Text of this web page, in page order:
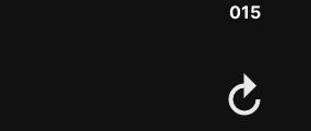
015